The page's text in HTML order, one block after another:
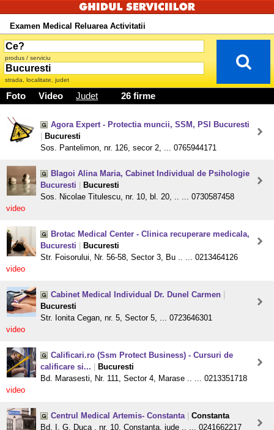
Examen Medical Reluarea Activitatii
produs / serviciu
strada, localitate, judet
Foto Video Judet 26 firme
Agora Expert - Protectia muncii, SSM, PSI Bucuresti
Bucuresti
Sos. Pantelimon, nr. 126, secor 2, ... 0765944171
Blagoi Alina Maria, Cabinet Individual de Psihologie
Bucuresti
Bucuresti
Sos. Nicolae Titulescu, nr. 10, bl. 20, .. ... 0730587458
video
Brotac Medical Center - Clinica recuperare medicala,
Bucuresti
Bucuresti
Str. Foisorului, Nr. 56-58, Sector 3, Bu .. ... 0213464126
video
Cabinet Medical Individual Dr. Dunel Carmen
Bucuresti
Str. Ionita Cegan, nr. 5, Sector 5, ... 0723646301
video
Calificari.ro (Ssm Protect Business) - Cursuri de
calificare si...
Bucuresti
Bd. Marasesti, Nr. 111, Sector 4, Marase .. ... 0213351718
video
Centrul Medical Artemis- Constanta
Constanta
Bd. I. G. Duca , nr. 10, Constanta, jude .. ... 0241662217